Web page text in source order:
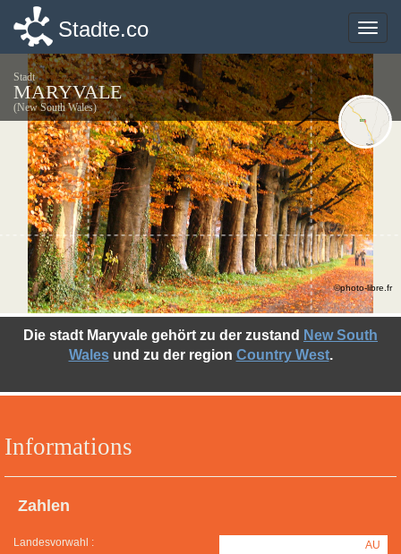
Toggle
Stadte.co
Stadt
MARYVALE
(New South Wales)
Informations
Zahlen
Landesvorwahl : AU
Die stadt Maryvale gehört zu der zustand New South
Walesund zu der region Country West.
©photo-libre.fr
Toggle
Stadte.co